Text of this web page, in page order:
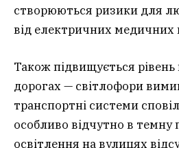
створюються ризики для
від електричних медичних
Також підвищується рівень
дорогах — світлофори
транспортні системи
особливо відчутно в темну
освітлення на вулицях